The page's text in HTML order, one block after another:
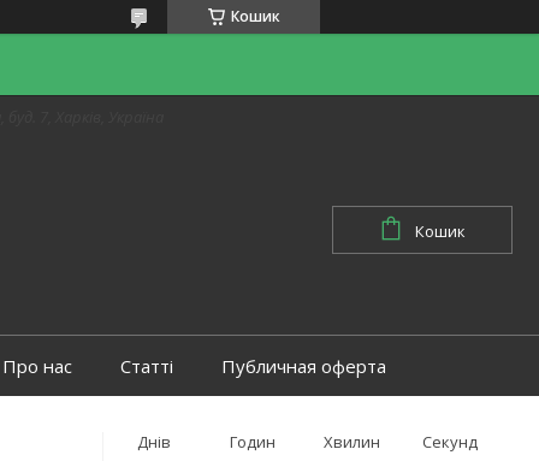
Кошик
Кошик
Про нас Статті Публичная оферта
Днів Годин Хвилин Секунд